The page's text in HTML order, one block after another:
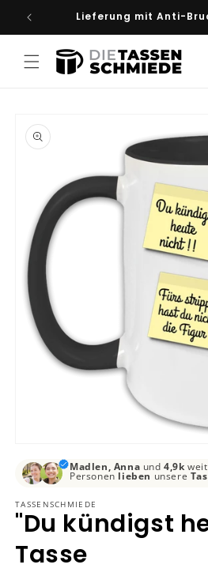
zum
Inhalt
Lieferung mit Anti-
in
Modal
Madlen, Anna und4,9k
Personen lieben unsere
TASSENSCHMIEDE
"Du kündigst
Tasse